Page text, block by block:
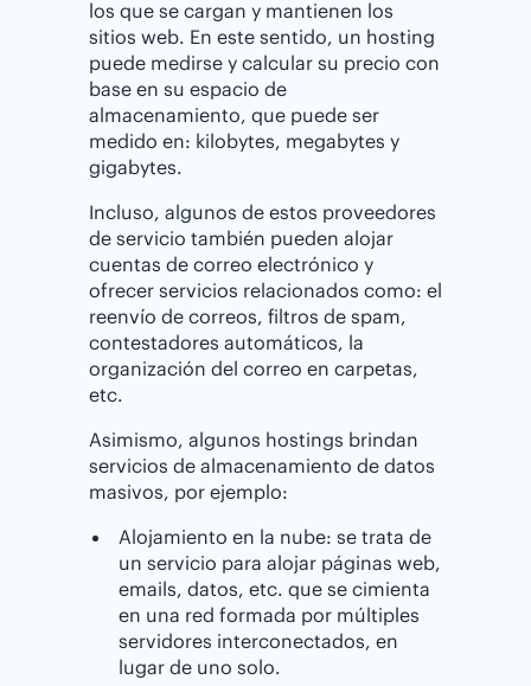
los que se cargan y mantienen los
sitios web. En este sentido, un hosting
puede medirse y calcular su precio con
base en su espacio de
almacenamiento, que puede ser
medido en: kilobytes, megabytes y
gigabytes.
Incluso, algunos de estos proveedores
de servicio también pueden alojar
cuentas de correo electrónico y
ofrecer servicios relacionados como: el
reenvío de correos, filtros de spam,
contestadores automáticos, la
organización del correo en carpetas,
etc.
Asimismo, algunos hostings brindan
servicios de almacenamiento de datos
masivos, por ejemplo:
Alojamiento en la nube: se trata de
un servicio para alojar páginas web,
emails, datos, etc. que se cimienta
en una red formada por múltiples
servidores interconectados, en
lugar de uno solo.